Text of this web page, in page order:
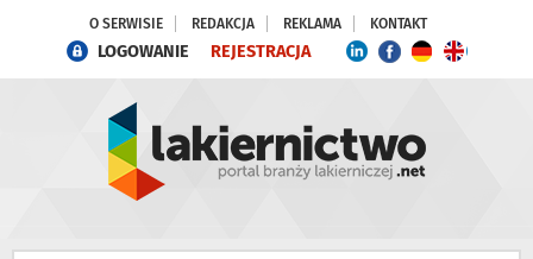
O SERWISIE REDAKCJA REKLAMA KONTAKT
LOGOWANIE REJESTRACJA